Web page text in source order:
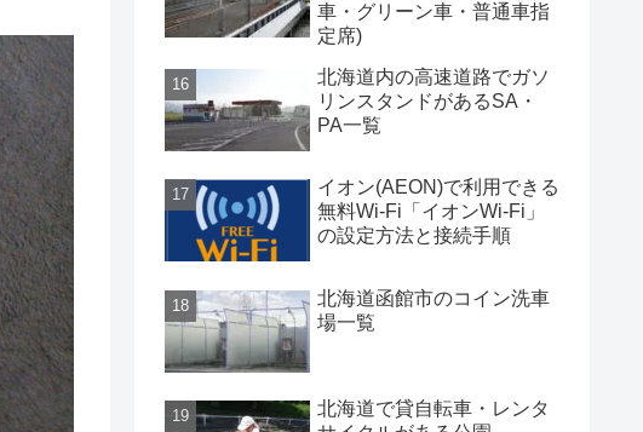
車・グリーン車・普通車指
定席)
北海道内の高速道路でガソ
リンスタンドがあるSA・
PA一覧
イオン(AEON)で利用できる
無料Wi-Fi「イオンWi-Fi」
の設定方法と接続手順
北海道函館市のコイン洗車
場一覧
北海道で貸自転車・レンタ